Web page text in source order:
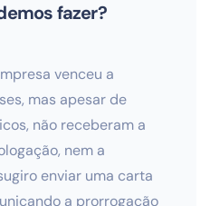
fazer?
venceu a
mas apesar de
não receberam a
nem a
enviar uma carta
a prorrogação